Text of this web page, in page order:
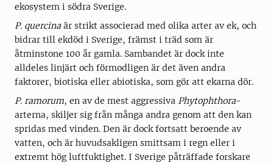
ekosystem i södra Sverige.
P. quercina är strikt associerad med olika arter av ek, och
bidrar till ekdöd i Sverige, främst i träd som är
åtminstone 100 år gamla. Sambandet är dock inte
alldeles linjärt och förmodligen är det även andra
faktorer, biotiska eller abiotiska, som gör att ekarna dör.
P. ramorum, en av de mest aggressiva Phytophthora-
arterna, skiljer sig från många andra genom att den kan
spridas med vinden. Den är dock fortsatt beroende av
vatten, och är huvudsakligen smittsam i regn eller i
extremt hög luftfuktighet. I Sverige påträffade forskare